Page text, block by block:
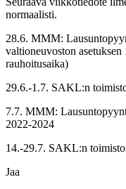
normaalisti.
28.6. MMM:
valtioneuvoston asetuksen
rauhoitusaika)
29.6.-1.7. SAKL:n
7.7. MMM:
2022-2024
14.-29.7. SAKL:n toimisto
Jaa